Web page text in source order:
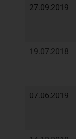
27.09.2019
19.07.2018
07.06.2019